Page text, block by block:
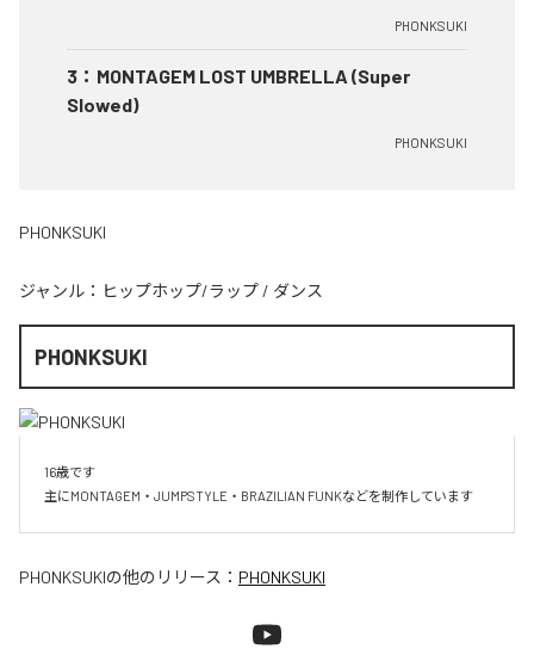
PHONKSUKI
3 ： MONTAGEM LOST UMBRELLA (Super
Slowed)
PHONKSUKI
PHONKSUKI
ジャンル： ヒップホップ/ラップ / ダンス
PHONKSUKI
16歳です
主にMONTAGEM・JUMPSTYLE・BRAZILIAN FUNKなどを制作しています
PHONKSUKIの他のリリース： PHONKSUKI